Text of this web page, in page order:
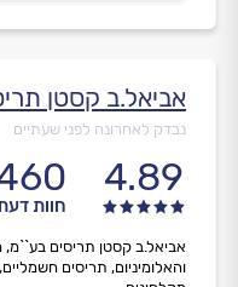
אביאל.ב קסטן
נבדק לאחרונה לפני שעתיים
4.89
חוות
והאלומיניום, תריסים